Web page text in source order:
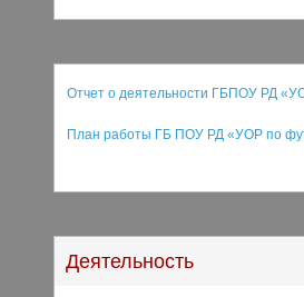
Отчет о деятельности ГБПОУ РД
План работы ГБ ПОУ РД «УОР по
Деятельность